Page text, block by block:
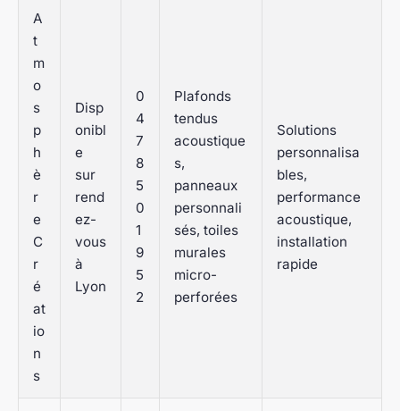
A
t
m
o
s
p
h
è
r
e
C
r
é
at
io
n
s
Disp
onibl
e
sur
rend
ez-
vous
à
Lyon
0
4
7
8
5
0
1
9
5
2
Plafonds
tendus
acoustique
s,
panneaux
personnali
sés, toiles
murales
micro-
perforées
Solutions
personnalisa
bles,
performance
acoustique,
installation
rapide